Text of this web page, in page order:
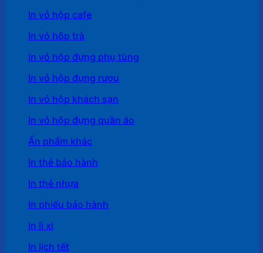
In vỏ hộp cafe
In vỏ hôp trà
In vỏ hộp đựng phụ tùng
In vỏ hộp đựng rượu
In vỏ hộp khách sạn
In vỏ hộp đựng quần áo
Ấn phẩm khác
In thẻ bảo hành
In thẻ nhựa
In phiếu bảo hành
In lì xì
In lịch tết